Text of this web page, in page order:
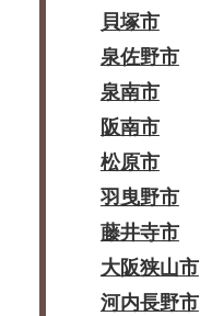
貝塚市
泉佐野市
泉南市
阪南市
松原市
羽曳野市
藤井寺市
大阪狭山市
河内長野市